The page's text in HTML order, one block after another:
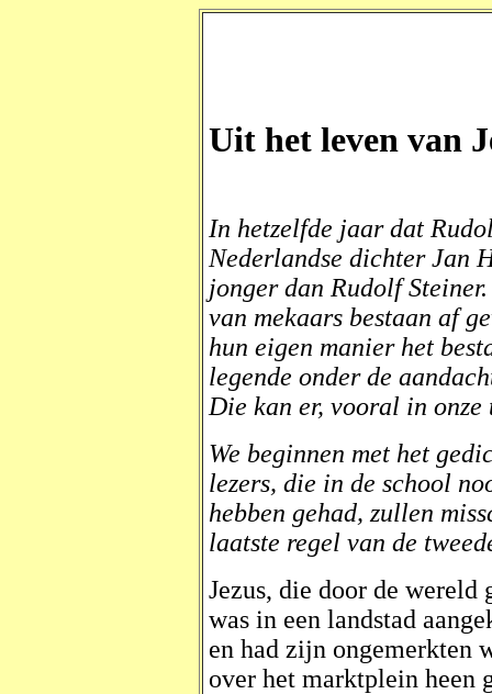
Uit het leven van
In hetzelfde jaar dat
Nederlandse dichter Jan
jonger dan Rudolf
van mekaars bestaan af
hun eigen manier het
legende onder de
Die kan er, vooral in
We beginnen met het
lezers, die in de school
hebben gehad, zullen
laatste regel van de
Jezus, die door de wereld
was in een landstad
en had zijn ongemerkten
over het marktplein heen